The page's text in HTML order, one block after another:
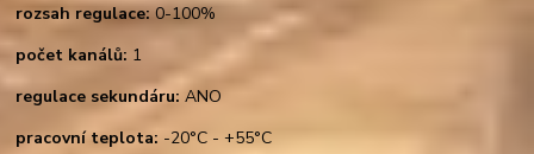
rozsah regulace:0-100%
počet kanálů: 1
regulace sekundáru: ANO
pracovní teplota: -20°C - +55°C